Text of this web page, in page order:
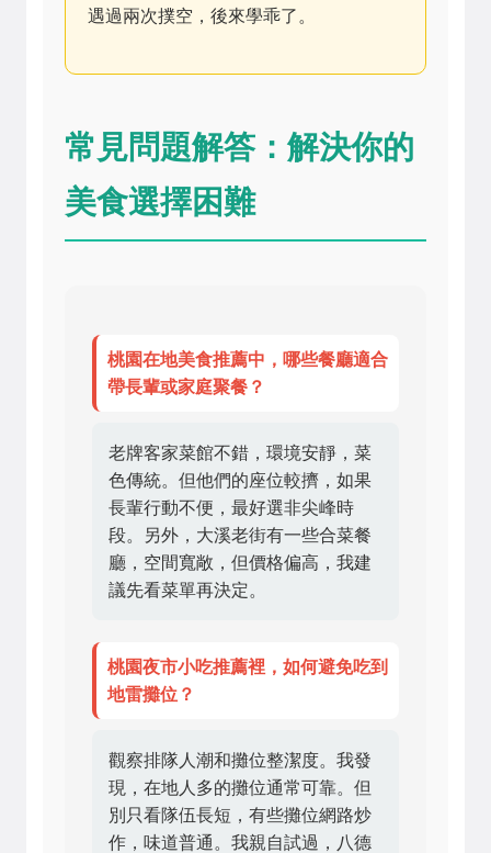
遇過兩次撲空，後來學乖了。
常見問題解答：解決你的
美食選擇困難
桃園在地美食推薦中，哪些餐廳適合
帶長輩或家庭聚餐？
老牌客家菜館不錯，環境安靜，菜
色傳統。但他們的座位較擠，如果
長輩行動不便，最好選非尖峰時
段。另外，大溪老街有一些合菜餐
廳，空間寬敞，但價格偏高，我建
議先看菜單再決定。
桃園夜市小吃推薦裡，如何避免吃到
地雷攤位？
觀察排隊人潮和攤位整潔度。我發
現，在地人多的攤位通常可靠。但
別只看隊伍長短，有些攤位網路炒
作，味道普通。我親自試過，八德